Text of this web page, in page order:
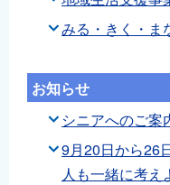
みる・きく・
お知らせ
シニアへのご案
9月20日から26
人も一緒に考え